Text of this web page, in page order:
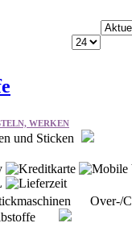
WERKEN
und Sticken
Over-/